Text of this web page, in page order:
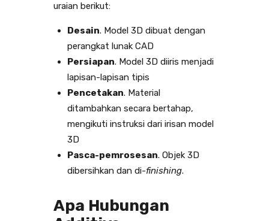
uraian berikut:
Desain. Model 3D dibuat dengan
perangkat lunak CAD
Persiapan. Model 3D diiris menjadi
lapisan-lapisan tipis
Pencetakan. Material
ditambahkan secara bertahap,
mengikuti instruksi dari irisan model
3D
Pasca-pemrosesan. Objek 3D
dibersihkan dan di-finishing.
Apa Hubungan